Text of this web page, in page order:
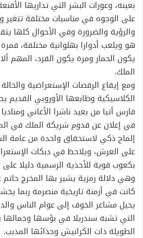
بعينه، وعورات البشر التي تداريها
على الوجوه في مناسبات مختلفة
والرؤية والضرورة وفي الأحوال
هو ويلعب أدوارا بهلوانية مختلفة،
يكون الحمار ومرة يكون القرد، المهم
الملك.
ومع إيقاع الرقصات الإستعراضية والحالة
الكلاسيكية وطابعها الأوروبي القديم
فارس أتيا من بعيد ناشرا الأغاني
في إعلان عن قدوم شريكة الملك في
إلماح ذكي لاستحقاق واحدة من عامة
على العرش، ويلاحظ في دبكات
بكعوب قوية للأحذية الرسمية دليلا
وهي دلالة رمزية يشير بها المخرج
كانت في أزمنة تاريخية منصرمة ربما
يحيل مشاعر الخوف إلى عوام الناس
التي تشبه سندريلا في بؤسها وجمالها
الطويلة ذات الكرانيش وحذائها المدبب.